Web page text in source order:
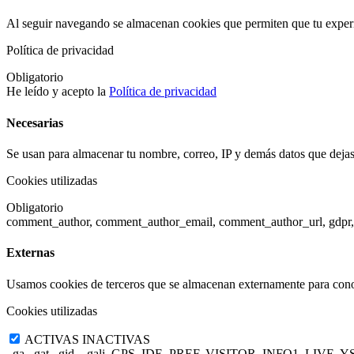
Al seguir navegando se almacenan cookies que permiten que tu
Política de privacidad
Obligatorio
He leído y acepto la Política de privacidad
Necesarias
Se usan para almacenar tu nombre, correo, IP y demás datos que
Cookies utilizadas
Obligatorio
comment_author, comment_author_email, comment_author_url,
Externas
Usamos cookies de terceros que se almacenan externamente para
Cookies utilizadas
ACTIVAS INACTIVAS